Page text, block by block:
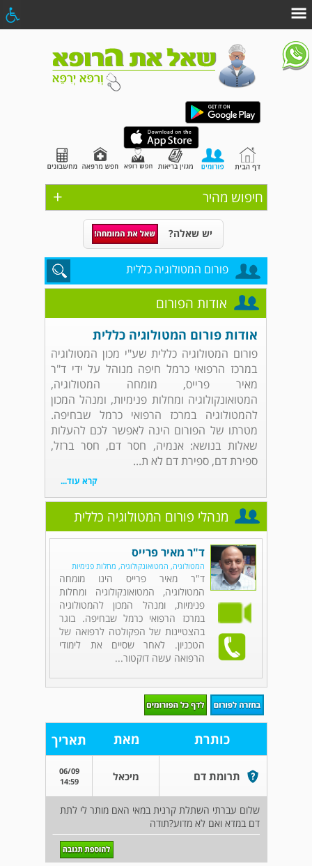
+ חיפוש מהיר
יש שאלה?
פורום המטולוגיה כללית
אודות הפורום
אודות פורום המטולוגיה כללית
פורום המטולוגיה כללית שע"י מכון המטולוגיה
במרכז הרפואי כרמל חיפה מנוהל על ידי ד"ר
מאיר פרייס, מומחה המטולוגיה,
המטואונקולוגיה ומחלות פנימיות, ומנהל המכון
להמטולוגיה במרכז הרפואי כרמל שבחיפה.
מטרתו של הפורום הינה לאפשר לכם להעלות
שאלות בנושא: אנמיה, חסר דם, חסר ברזל,
ספירת דם, ספירת דם לא ת...
קרא עוד...
מנהלי פורום המטולוגיה כללית
ד"ר מאיר פרייס
המטולוגיה, המטואונקולוגיה, מחלות פנימיות
ד"ר מאיר פרייס הינו מומחה
המטולוגיה, המטואונקולוגיה ומחלות
פנימיות, ומנהל המכון להמטולוגיה
במרכז הרפואי כרמל שבחיפה. בוגר
בהצטיינות של הפקולטה לרפואה של
הטכניון. לאחר שסיים את לימודי
הרפואה עשה דוקטור...
כותרת מאת תאריך
תרומת דם מיכאל
06/09
14:59
שלום עברתי השתלת קרנית במאי האם מותר לי לתת
דם במדא ואם לא מדוע?תודה